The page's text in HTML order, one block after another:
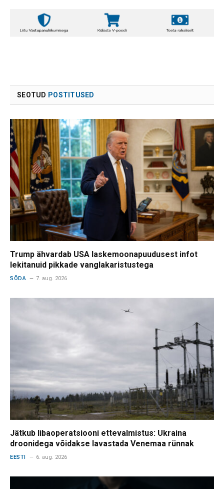
SEOTUD POSTITUSED
Trump ähvardab USA laskemoonapuudusest infot
lekitanuid pikkade vanglakaristustega
SÕDA 7. aug. 2026
Jätkub libaoperatsiooni ettevalmistus: Ukraina
droonidega võidakse lavastada Venemaa rünnak
EESTI 6. aug. 2026